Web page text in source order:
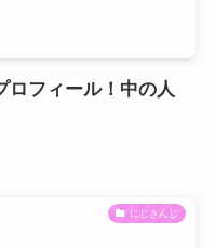
ロフィール！中の人
にじさんじ